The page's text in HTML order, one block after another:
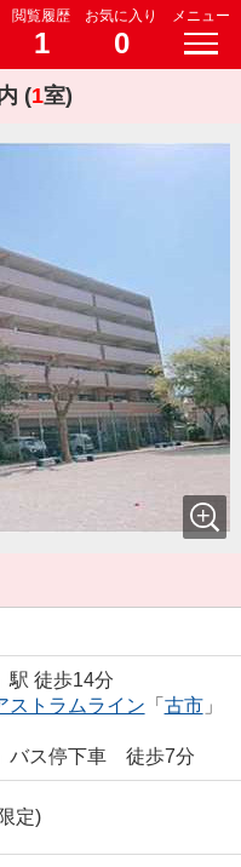
閲覧履歴
1
お気に入り
0
メニュー
(1室)
駅 徒歩14分
ストラムライン 「 古市」
バス停下車 徒歩7分
定)